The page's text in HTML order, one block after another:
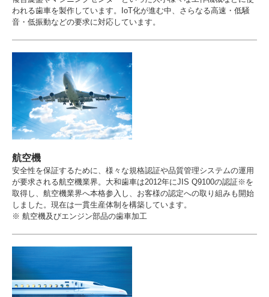
われる歯車を製作しています。IoT化が進む中、さらなる高速・低騒
音・低振動などの要求に対応しています。
航空機
安全性を保証するために、様々な規格認証や品質管理システムの運用
が要求される航空機業界。大和歯車は2012年にJIS Q9100の認証※を
取得し、航空機業界へ本格参入し、お客様の認定への取り組みも開始
しました。現在は一貫生産体制を構築しています。
※ 航空機及びエンジン部品の歯車加工